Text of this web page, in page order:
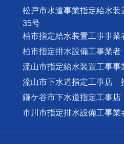
松戸市水道事業指定給水
35号
柏市指定給水装置工事事
柏市指定排水設備工事業
流山市指定給水装置工事
流山市下水道指定工事店
鎌ケ谷市下水道指定工事
市川市指定排水設備工事